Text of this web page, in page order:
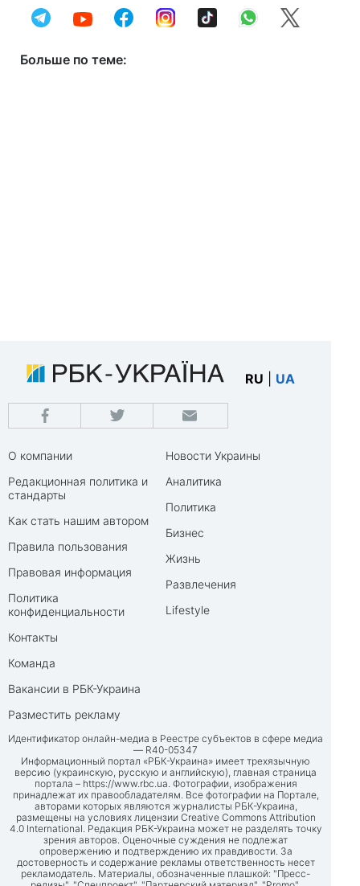
Больше по теме:
RU UA
О компании
Редакционная политика и
стандарты
Как стать нашим автором
Правила пользования
Правовая информация
Политика
конфиденциальности
Контакты
Команда
Вакансии в РБК-Украина
Разместить рекламу
Новости Украины
Аналитика
Политика
Бизнес
Жизнь
Развлечения
Lifestyle
Идентификатор онлайн-медиа в Реестре субъектов в сфере медиа
— R40-05347
Информационный портал «РБК-Украина» имеет трехязычную
версию (украинскую, русскую и английскую), главная страница
портала – https://www.rbc.ua. Фотографии, изображения
принадлежат их правообладателям. Все фотографии на Портале,
авторами которых являются журналисты РБК-Украина,
размещены на условиях лицензии Creative Commons Attribution
4.0 International. Редакция РБК-Украина может не разделять точку
зрения авторов. Оценочные суждения не подлежат
опровержению и подтверждению их правдивости. За
достоверность и содержание рекламы ответственность несет
рекламодатель. Материалы, обозначенные плашкой: "Пресс-